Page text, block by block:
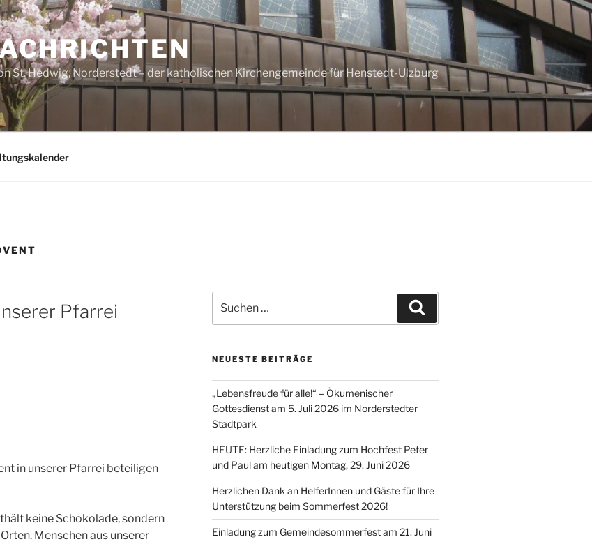
St. Hedwig, Norderstedt – der katholischen Kirchengemeinde für Henstedt-Ulzburg
Pfarrei
in unserer Pfarrei beteiligen
keine Schokolade, sondern
Menschen aus unserer
nach:
NEUESTE BEITRÄGE
„Lebensfreude für alle!“ – Ökumenischer
Gottesdienst am 5. Juli 2026 im Norderstedter
Stadtpark
HEUTE: Herzliche Einladung zum Hochfest Peter
und Paul am heutigen Montag, 29. Juni 2026
Herzlichen Dank an HelferInnen und Gäste für Ihre
Unterstützung beim Sommerfest 2026!
Einladung zum Gemeindesommerfest am 21. Juni